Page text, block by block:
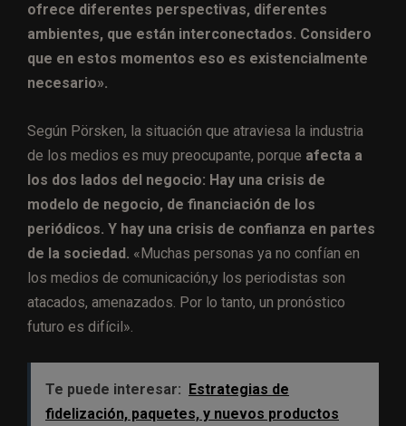
ofrece diferentes perspectivas, diferentes
ambientes, que están interconectados. Considero
que en estos momentos eso es existencialmente
necesario».
Según Pörsken, la situación que atraviesa la industria
de los medios es muy preocupante, porque afecta a
los dos lados del negocio: H ay una crisis de
modelo de negocio, de financiación de los
periódicos. Y hay una crisis de confianza en partes
de la sociedad. «Muchas personas ya no confían en
los medios de comunicación,y los periodistas son
atacados, amenazados. Por lo tanto, un pronóstico
futuro es difícil».
Te puede interesar:
Estrategias de
fidelización, paquetes, y nuevos productos